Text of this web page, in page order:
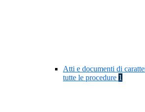
Atti e documenti di
tutte le procedure 1